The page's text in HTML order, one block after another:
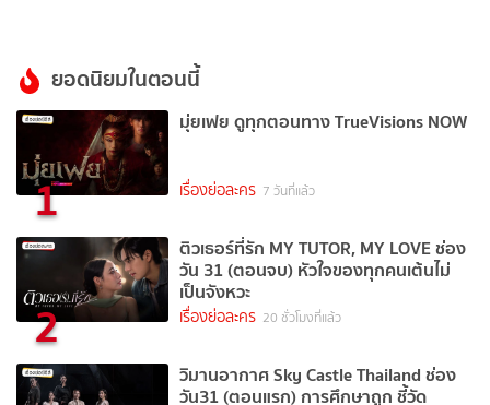
ยอดนิยมในตอนนี้
1
มุ่ยเฟย ดูทุกตอนทาง TrueVisions NOW
เรื่องย่อละคร 7 วันที่แล้ว
2
ติวเธอร์ที่รัก MY TUTOR, MY LOVE ช่อง
วัน 31 (ตอนจบ) หัวใจของทุกคนเต้นไม่
เป็นจังหวะ
เรื่องย่อละคร 20 ชั่วโมงที่แล้ว
วิมานอากาศ Sky Castle Thailand ช่อง
วัน31 (ตอนแรก) การศึกษาถูก ชี้วัด